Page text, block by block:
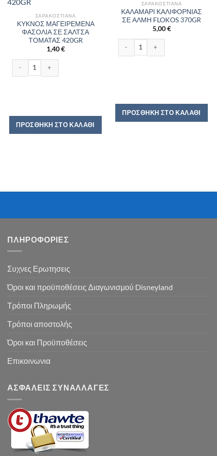
ΣΑΡΑΚΟΣΤΙΑΝΆ
ΚΥΚΝΟΣ ΜΑΓΕΙΡΕΜΕΝΑ
ΦΑΣΟΛΙΑ ΣΕ ΣΑΛΤΣΑ
ΤΟΜΑΤΑΣ 420GR
1,40€
ΠΡΟΣΘΉΚΗ ΣΤΟ ΚΑΛΆΘΙ
ΣΑΡΑΚΟΣΤΙΑΝΆ
ΚΑΛΑΜΑΡΙ ΚΑΛΙΦΟΡΝΙΑΣ
ΣΕ ΑΛΜΗ FLOKOS 370GR
5,00€
ΠΡΟΣΘΉΚΗ ΣΤΟ ΚΑΛΆΘΙ
ΠΛΗΡΟΦΟΡΙΕΣ
Συχνες Ερωτησεις
Όροι και προϋποθέσεις Διαγωνισμού Disneyland
Τρόποι Πληρωμής
Τρόποι αποστολής
Όροι και Προϋποθέσεις
Επικοινωνια
ΑΣΦΑΛΕΙΣ ΣΥΝΑΛΛΑΓΕΣ